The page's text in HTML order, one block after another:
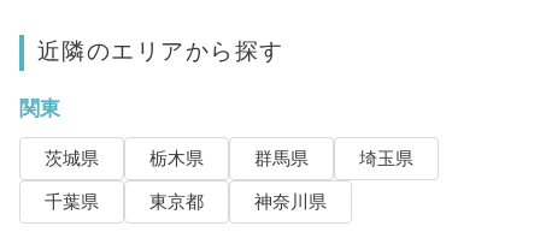
近隣のエリアから探す
関東
茨城県 栃木県 群馬県
埼玉県
千葉県
東京都 神奈川県